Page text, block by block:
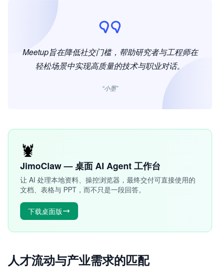
Meetup旨在降低社交门槛，帮助研究者与工程师在
轻松场景中实现高质量的技术与职业对话。
“小墨”
🦞
JimoClaw — 桌面 AI Agent 工作台
让 AI 处理本地资料、操控浏览器，最终交付可直接使用的
文档、表格与 PPT，而不只是一段回答。
下载桌面版
人才流动与产业需求的匹配